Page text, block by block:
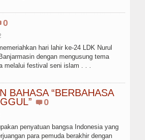
0
hari lahir ke-24 LDK Nurul
dengan mengusung tema
melalui festival seni islam . . .
BAHASA “BERBAHASA
0
penyatuan bangsa Indonesia yang
para pemuda berakhir dengan